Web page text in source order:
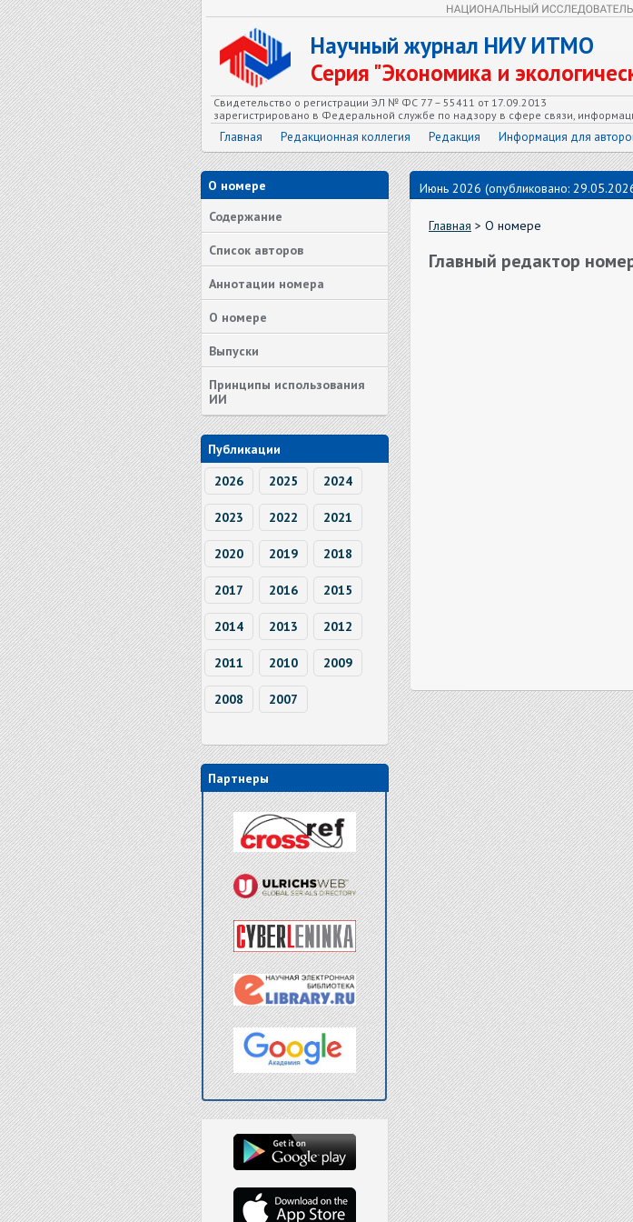
Научный журнал НИУ ИТМО
Серия "Экономика и
Свидетельство о регистрации ЭЛ № ФС 77 – 55411 от 17.09.2013
зарегистрировано в Федеральной службе по надзору в сфере связи,
Главная Редакционная коллегия Редакция Информация для
О номере
Содержание
Список авторов
Аннотации номера
О номере
Выпуски
Принципы использования
ИИ
Публикации
2026
2025 2024
2023 2022 2021
2020 2019 2018
2017 2016 2015
2014 2013 2012
2011 2010 2009
2008 2007
Партнеры
Июнь 2026 (опубликовано:
Главная > О номере
Главный редактор